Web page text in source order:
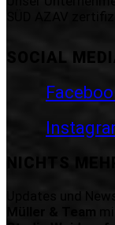
SÜD AZAV
SOCIAL MEDIA
NICHTS
Updates und